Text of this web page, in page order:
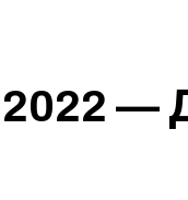
2022 —